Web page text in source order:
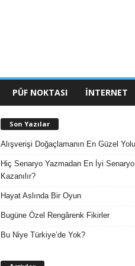
PÜF NOKTASI İNTERNET
Son Yazılar
Alışverişi Doğaçlamanın En Güzel Yolu
Hiç Senaryo Yazmadan En İyi Senaryo
Kazanılır?
Hayat Aslında Bir Oyun
Bugüne Özel Rengârenk Fikirler
Bu Niye Türkiye’de Yok?